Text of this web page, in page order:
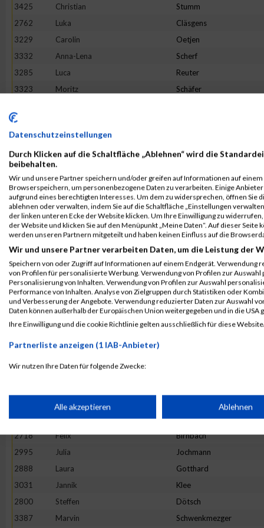
3425
Christian Stumm
2762
Luka Cläsgens
3229
Carolin Oetjen
3332
Anna-Lena Scherf
3285
Luca Reuter
3323
Moritz Schäfer
2850
3513
Petra
3256
Louis Pohle
3465
Maurice Voss
3392
Sonja Siebenborn
3270
Marike Reger
3149
Mario Martini
2656
Mischka Anastasini
3328
Fabian Scheel
2879
Eva Gleis
2897
Lara Grinzoff
2934
Claudius Helf
2676
Ellen
Sascha
3111
Kai Leibisch
2718
Felix Birnbach
2995
Julia Jochmann
2888
Laura Gotthard
3031
Jannik Klee
2800
Steffen Dötsch
3387
Marvin Schwenkmezger
Datenschutzeinstellungen
Durch Klicken auf die Schaltfläche „Ablehnen“ wird die
beibehalten.
Wir und unsere Partner speichern und/oder greifen auf Informationen auf einem
Browserspeichern, um personenbezogene Daten zu verarbeiten. Einige
aufgrund eines berechtigten Interesses. Um dem zu widersprechen, öffnen Sie
ablehnen oder verwalten, indem Sie auf die Schaltfläche „Einstellungen
der linken unteren Ecke der Website klicken. Um Ihre Einwilligung zu
der Website und klicken Sie auf den Menüpunkt „Meine Daten“. Auf dieser
werden unseren Partnern mitgeteilt und haben keinen Einfluss auf die
Wir und unsere Partner verarbeiten Daten, um die Leistung der
Speichern von oder Zugriff auf Informationen auf einem Endgerät. Verwendung
von Profilen für personalisierte Werbung. Verwendung von Profilen zur
Personalisierung von Inhalten. Verwendung von Profilen zur Auswahl
Performance von Inhalten. Analyse von Zielgruppen durch Statistiken oder
und Verbesserung der Angebote. Verwendung reduzierter Daten zur Auswahl
Daten können außerhalb der Europäischen Union weitergegeben und in die USA
Ihre Einwilligung und die cookie Richtlinie gelten ausschließlich für diese
Partnerliste anzeigen (1 IAB-Anbieter)
Wir nutzen Ihre Daten für folgende Zwecke:
Speichern von oder Zugriff auf Informationen auf einem
Verwendung reduzierter Daten zur Auswahl von Werbeanzeigen
Verwendung von Profilen zur Auswahl personalisierter Werbung
Alle akzeptieren Ablehnen